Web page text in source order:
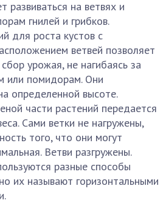
развиваться на ветвях и
гнилей и грибков.
для роста кустов с
ветвей позволяет
урожая, не нагибаясь за
или помидорам. Они
определенной высоте.
части растений передается
Сами ветки не нагружены,
того, что они могут
Ветви разгружены.
разные способы
их называют горизонтальными